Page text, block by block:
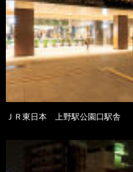
ＪＲ東日本 上野駅公園口駅舎